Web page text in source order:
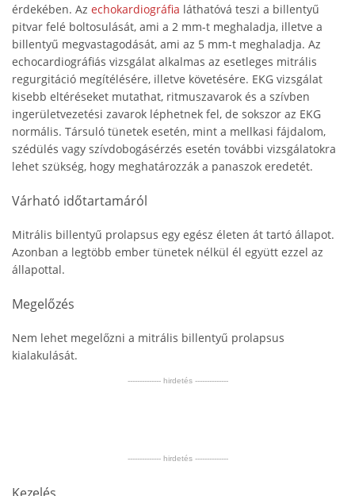
érdekében. Az echokardiográfia láthatóvá teszi a billentyű
pitvar felé boltosulását, ami a 2 mm-t meghaladja, illetve a
billentyű megvastagodását, ami az 5 mm-t meghaladja. Az
echocardiográfiás vizsgálat alkalmas az esetleges mitrális
regurgitáció megítélésére, illetve követésére. EKG vizsgálat
kisebb eltéréseket mutathat, ritmuszavarok és a szívben
ingerületvezetési zavarok léphetnek fel, de sokszor az EKG
normális. Társuló tünetek esetén, mint a mellkasi fájdalom,
szédülés vagy szívdobogásérzés esetén további vizsgálatokra
lehet szükség, hogy meghatározzák a panaszok eredetét.
Várható időtartamáról
Mitrális billentyű prolapsus egy egész életen át tartó állapot.
Azonban a legtöbb ember tünetek nélkül él együtt ezzel az
állapottal.
Megelőzés
Nem lehet megelőzni a mitrális billentyű prolapsus
kialakulását.
-------------- hirdetés --------------
-------------- hirdetés --------------